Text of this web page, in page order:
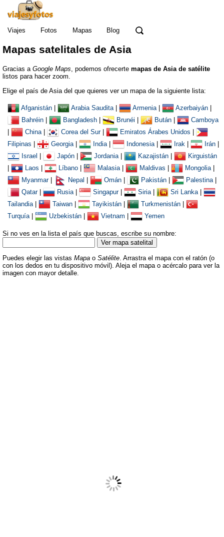
Viajes Fotos Mapas Blog
Mapas satelitales de Asia
Gracias a Google Maps, podemos ofrecerte mapas de Asia de satélite
listos para hacer zoom.
Elige el país de Asia del que quieres ver un mapa de la siguiente lista:
Afganistán | Arabia Saudita | Armenia | Azerbaiyán |
Bahréin | Bangladesh | Brunéi | Bután |
Camboya
|
China | Corea del Sur| Emiratos Árabes Unidos |
Filipinas | Georgia | India | Indonesia | Irak | Irán |
Israel | Japón | Jordania | Kazajistán |
Kirguistán
|
Laos | Líbano | Malasia | Maldivas | Mongolia |
Myanmar| Nepal | Omán | Pakistán | Palestina |
Qatar| Rusia | Singapur| Siria | Sri Lanka |
Tailandia | Taiwan | Tayikistán | Turkmenistán |
Turquía | Uzbekistán | Vietnam | Yemen
Si no ves en la lista el país que buscas, escribe su nombre:
Puedes elegir las vistas Mapa o Satélite . Arrastra el mapa con el ratón (o
con los dedos en tu dispositivo móvil). Aleja el mapa o acércalo para ver la
imagen con mayor detalle.